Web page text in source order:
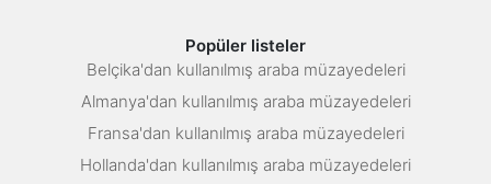
Popüler listeler
Belçika'dan kullanılmış araba müzayedeleri
Almanya'dan kullanılmış araba müzayedeleri
Fransa'dan kullanılmış araba müzayedeleri
Hollanda'dan kullanılmış araba müzayedeleri